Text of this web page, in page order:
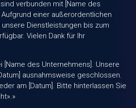
verbunden mit [Name des
einer außerordentlichen
Dienstleistungen bis zum
Vielen Dank für Ihr
[Name des Unternehmens]. Unsere
ausnahmsweise geschlossen.
am [Datum]. Bitte hinterlassen Sie